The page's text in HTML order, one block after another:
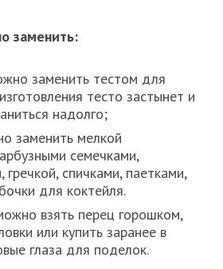
заменить:
заменить тестом для
тесто застынет и
надолго;
заменить мелкой
семечками,
гречкой, спичками, паетками,
для коктейля.
взять перец горошком,
или купить заранее в
глаза для поделок.